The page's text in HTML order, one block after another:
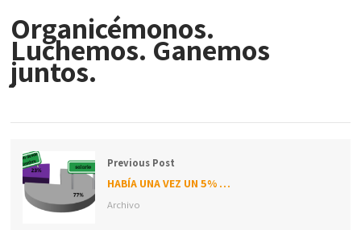
Organicémonos.
Luchemos. Ganemos
juntos.
Previous Post
HABÍA UNA VEZ UN 5% …
Archivo